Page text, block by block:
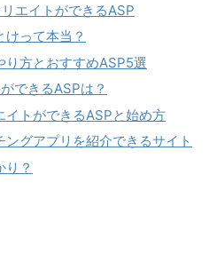
エイトができるASP
って本当？
り方とおすすめASP5選
できるASPは？
イトができるASPと始め方
グアプリを紹介できるサイト
り？